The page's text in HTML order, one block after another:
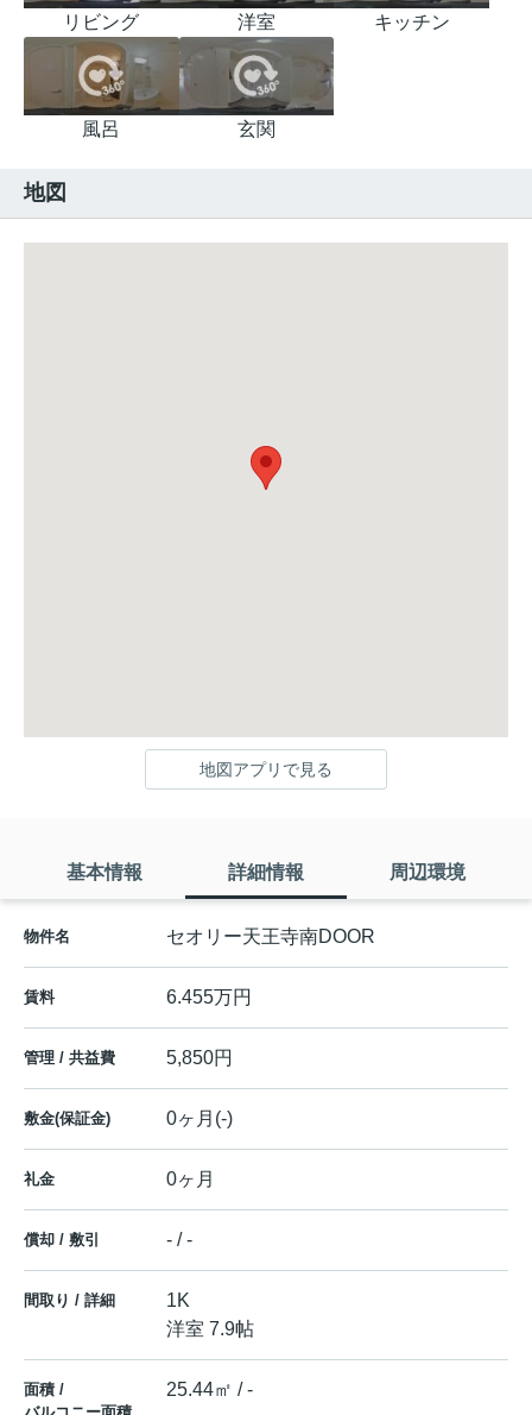
リビング 洋室 キッチン
風呂 玄関
地図
地図アプリで見る
基本情報 詳細情報 周辺環境
物件名 セオリー天王寺南DOOR
賃料 6.455万円
管理 / 共益費 5,850円
敷金(保証金) 0ヶ月(-)
礼金 0ヶ月
償却 / 敷引 - / -
間取り / 詳細
1K
洋室 7.9帖
面積 /
25.44㎡ / -